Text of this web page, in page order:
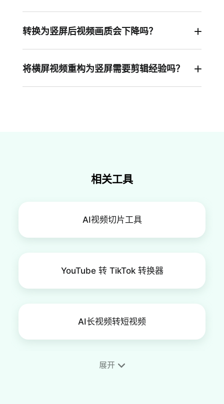
具，AI 可以自动检测说话人、人物或关键物体，确
频。
转换为竖屏后视频画质会下降吗？
重构为竖屏格式的同时，能够很好地保留高画质效
将横屏视频重构为竖屏需要剪辑经验吗？
相关工具
AI视频切片工具
YouTube 转 TikTok 转换器
AI长视频转短视频
展开